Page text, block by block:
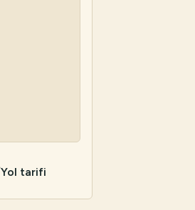
Yol tarifi